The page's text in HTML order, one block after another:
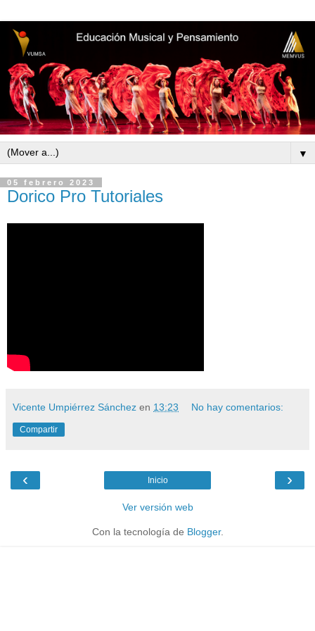
▼
05 febrero 2023
Dorico Pro Tutoriales
Vicente Umpiérrez Sánchez en 13:23 No hay comentarios:
Compartir
‹ ›
Inicio
Ver versión web
Con la tecnología de Blogger.